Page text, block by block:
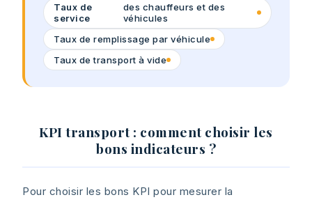
Taux de
service
des chauffeurs et des
véhicules
Taux de remplissage par véhicule
Taux de transport à vide
KPI transport : comment choisir les
bons indicateurs ?
Pour choisir les bons KPI pour mesurer la